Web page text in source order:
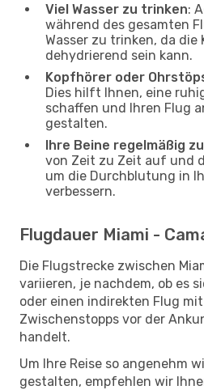
Viel Wasser zu trinken:
während des gesamten
Wasser zu trinken, da die
dehydrierend sein kann.
Kopfhörer oder
Dies hilft Ihnen, eine
schaffen und Ihren Flug
gestalten.
Ihre Beine regelmäßig
von Zeit zu Zeit auf und
um die Durchblutung in
verbessern.
Flugdauer Miami -
Die Flugstrecke zwischen
variieren, je nachdem, ob es
oder einen indirekten Flug
Zwischenstopps vor der
handelt.
Um Ihre Reise so angenehm
gestalten, empfehlen wir